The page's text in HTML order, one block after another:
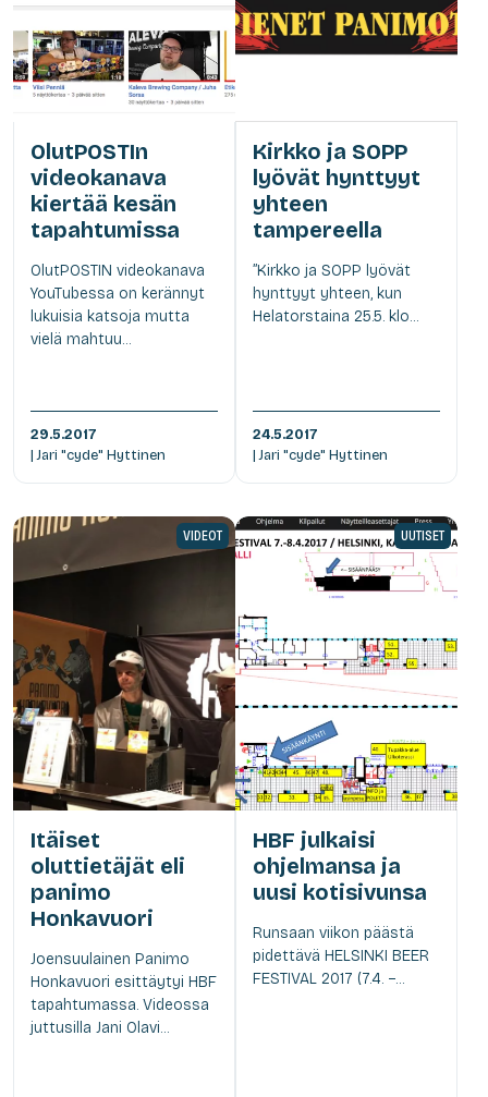
OlutPOSTIn
videokanava
kiertää kesän
tapahtumissa
OlutPOSTIN videokanava
YouTubessa on kerännyt
lukuisia katsoja mutta
vielä mahtuu...
29.5.2017
| Jari "cyde" Hyttinen
Kirkko ja SOPP
lyövät hynttyyt
yhteen
tampereella
”Kirkko ja SOPP lyövät
hynttyyt yhteen, kun
Helatorstaina 25.5. klo...
24.5.2017
| Jari "cyde" Hyttinen
VIDEOT
Itäiset
oluttietäjät eli
panimo
Honkavuori
Joensuulainen Panimo
Honkavuori esittäytyi HBF
tapahtumassa. Videossa
juttusilla Jani Olavi...
UUTISET
HBF julkaisi
ohjelmansa ja
uusi kotisivunsa
Runsaan viikon päästä
pidettävä HELSINKI BEER
FESTIVAL 2017 (7.4. –...